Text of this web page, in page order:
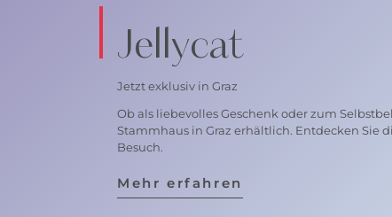
Jellycat
Jetzt exklusiv in Graz
Ob als liebevolles Geschenk oder zum
Stammhaus in Graz erhältlich. Entdecken Sie
Besuch.
Mehr erfahren